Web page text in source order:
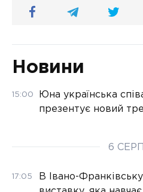
Новини
15:00
Юна українська
презентує новий
6
17:05
В Івано-